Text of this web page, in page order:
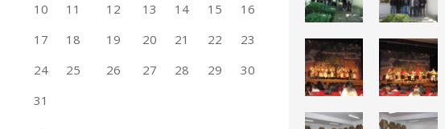
10
11 12 13 14 15
16
17
18 19 20 21 22
23
24
25 26 27 28 29
30
31